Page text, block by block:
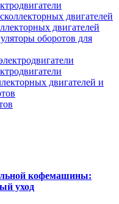
двигателей
двигателей
оборотов для
двигателей и
кофемашины:
уход